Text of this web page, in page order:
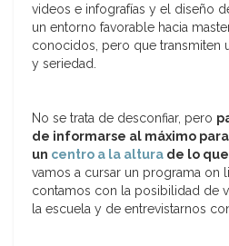
videos e infografías y el diseño
un entorno favorable hacia
conocidos, pero que transmiten
y seriedad.
No se trata de desconfiar, pero
de informarse al máximo
un centro a la altura de lo
vamos a cursar un programa on
contamos con la posibilidad de
la escuela y de entrevistarnos